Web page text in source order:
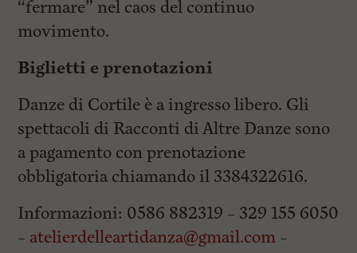
“fermare” nel caos del continuo
movimento.
Biglietti e prenotazioni
Danze di Cortile è a ingresso libero. Gli
spettacoli di Racconti di Altre Danze sono
a pagamento con prenotazione
obbligatoria chiamando il 3384322616.
Informazioni: 0586 882319 – 329 155 6050
– atelierdelleartidanza@gmail.com –